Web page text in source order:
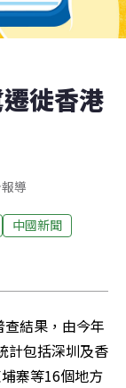
徙香港
導
中國新聞
結果，由今年
計包括深圳及香
寨等16個地方